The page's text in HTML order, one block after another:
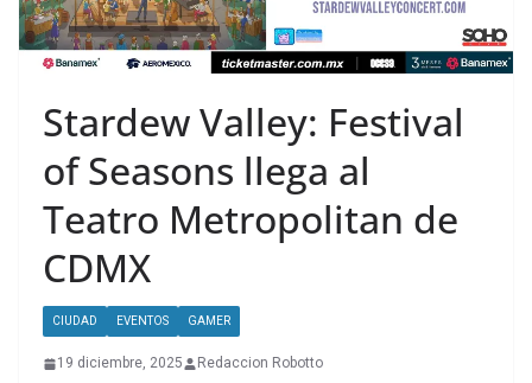
Stardew Valley: Festival
of Seasons llega al
Teatro Metropolitan de
CDMX
CIUDAD EVENTOS GAMER
19 diciembre, 2025 Redaccion Robotto